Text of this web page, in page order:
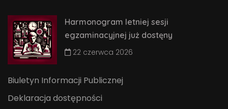
Harmonogram letniej sesji
egzaminacyjnej już dostęny
22 czerwca 2026
Biuletyn Informacji Publicznej
Deklaracja dostępności